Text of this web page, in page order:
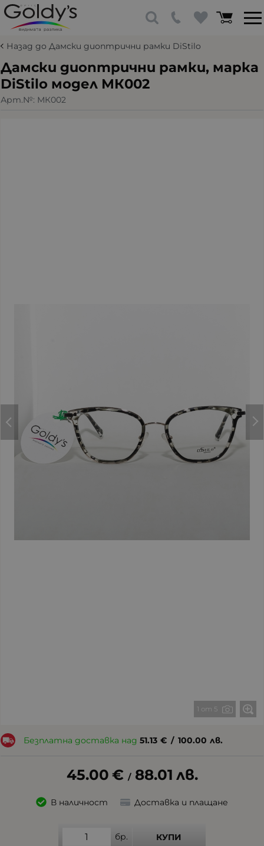
Назад до Дамски диоптрични рамки DiStilo
Дамски диоптрични рамки, марка
DiStilo модел МК002
Арт.№: МК002
1 от 5
Безплатна доставка над 51.13 € / 100.00 лв.
45.00 € / 88.01 лв.
В наличност Доставка и плащане
бр. КУПИ